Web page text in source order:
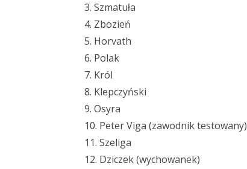
3. Szmatuła
4. Zbozień
5. Horvath
6. Polak
7. Król
8. Klepczyński
9. Osyra
10. Peter Viga (zawodnik testowany)
11. Szeliga
12. Dziczek (wychowanek)